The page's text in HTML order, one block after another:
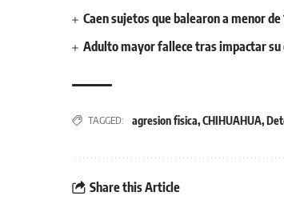
Caen sujetos que balearon a menor
Adulto mayor fallece tras impactar
TAGGED: agresion fisica,CHIHUAHUA,
Share this Article